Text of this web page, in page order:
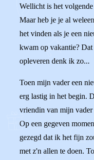
Wellicht is het
Maar heb je je al
het vinden als je een
kwam op vakantie? Dat
opleveren denk ik zo...
Toen mijn vader een
erg lastig in het begin.
vriendin van mijn
Op een gegeven
gezegd dat ik het fijn
met z'n allen te doen.